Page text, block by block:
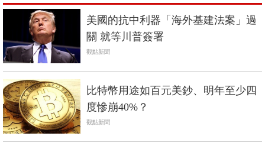
美國的抗中利器「海外基建法案」過
關 就等川普簽署
觀點新聞
比特幣用途如百元美鈔、明年至少四
度慘崩40%？
觀點新聞